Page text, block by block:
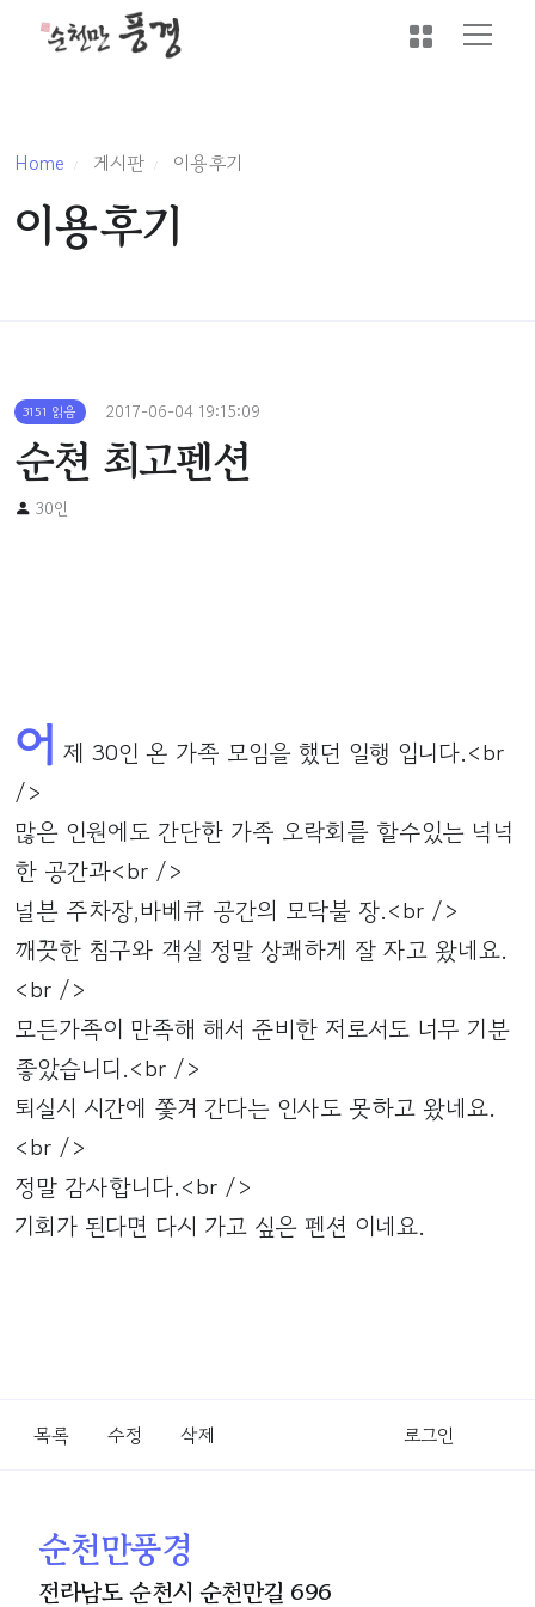
Home 게시판 이용후기
이용후기
3151 읽음 2017-06-04 19:15:09
순쳔 최고펜션
30인
어 제 30인 온 가족 모임을 했던 일행 입니다.<br
/>
많은 인원에도 간단한 가족 오락회를 할수있는 넉넉
한 공간과<br />
널븐 주차장,바베큐 공간의 모닥불 장.<br />
깨끗한 침구와 객실 정말 상쾌하게 잘 자고 왔네요.
<br />
모든가족이 만족해 해서 준비한 저로서도 너무 기분
좋았습니디.<br />
퇴실시 시간에 쫓겨 간다는 인사도 못하고 왔네요.
<br />
정말 감사합니다.<br />
기회가 된다면 다시 가고 싶은 펜션 이네요.
목록 수정 삭제 로그인
순천만풍경
전라남도 순천시 순천만길 696